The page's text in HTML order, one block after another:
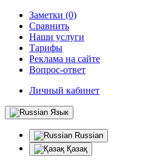
Заметки (0)
Сравнить
Наши услуги
Тарифы
Реклама на сайте
Вопрос-ответ
Личный кабинет
Язык
Russian
Қазақ